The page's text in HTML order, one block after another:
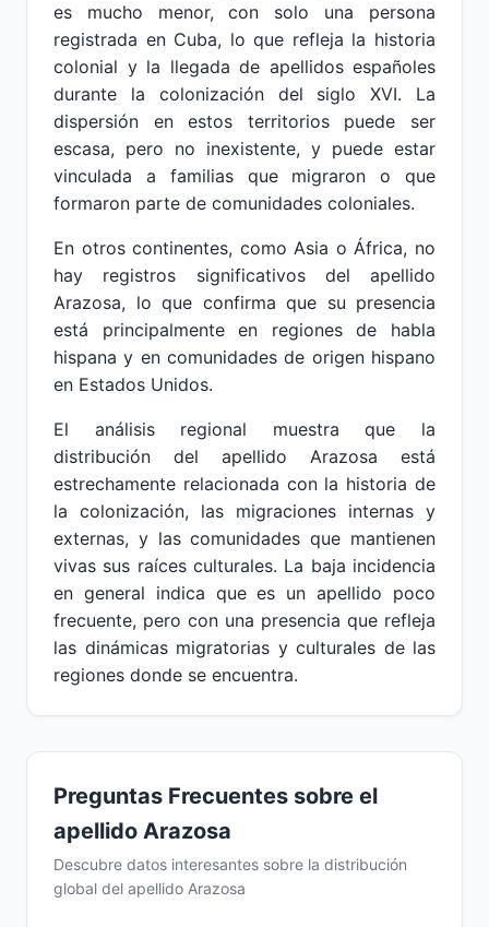
es mucho menor, con solo una persona
registrada en Cuba, lo que refleja la historia
colonial y la llegada de apellidos españoles
durante la colonización del siglo XVI. La
dispersión en estos territorios puede ser
escasa, pero no inexistente, y puede estar
vinculada a familias que migraron o que
formaron parte de comunidades coloniales.
En otros continentes, como Asia o África, no
hay registros significativos del apellido
Arazosa, lo que confirma que su presencia
está principalmente en regiones de habla
hispana y en comunidades de origen hispano
en Estados Unidos.
El análisis regional muestra que la
distribución del apellido Arazosa está
estrechamente relacionada con la historia de
la colonización, las migraciones internas y
externas, y las comunidades que mantienen
vivas sus raíces culturales. La baja incidencia
en general indica que es un apellido poco
frecuente, pero con una presencia que refleja
las dinámicas migratorias y culturales de las
regiones donde se encuentra.
Preguntas Frecuentes sobre el
apellido Arazosa
Descubre datos interesantes sobre la distribución
global del apellido Arazosa